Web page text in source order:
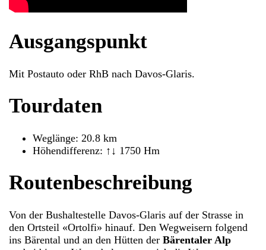
Ausgangspunkt
Mit Postauto oder RhB nach Davos-Glaris.
Tourdaten
Weglänge: 20.8 km
Höhendifferenz: ↑↓ 1750 Hm
Routenbeschreibung
Von der Bushaltestelle Davos-Glaris auf der Strasse in
den Ortsteil «Ortolfi» hinauf. Den Wegweisern folgend
ins Bärental und an den Hütten derBärentaler Alp